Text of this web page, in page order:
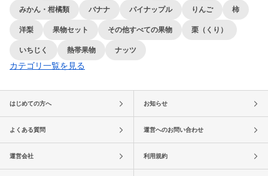
みかん・柑橘類 バナナ パイナップル りんご 柿
洋梨 果物セット その他すべての果物 栗（くり）
いちじく 熱帯果物 ナッツ
カテゴリ一覧を見る
はじめての方へ お知らせ
よくある質問 運営へのお問い合わせ
運営会社 利用規約